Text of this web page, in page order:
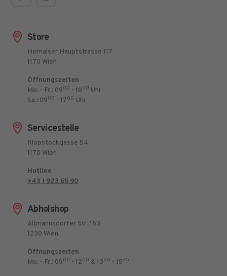
Store
Hernalser Hauptstrasse 117
1170 Wien
Öffnungszeiten
Mo. - Fr.: 0900 - 1800 Uhr
Sa.: 0900 - 1700 Uhr
Servicestelle
Klopstockgasse 54
1170 Wien
Hotline
+43 1 923 65 90
Abholshop
Altmannsdorfer Str. 163
1230 Wien
Öffnungszeiten
Mo. - Fr.: 0900 - 1200 & 1300 - 1545